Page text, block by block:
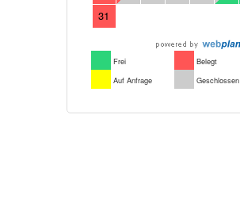
31
Frei
Belegt
Auf Anfrage
Geschlossen